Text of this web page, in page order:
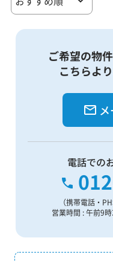
ご希望の物
こちらよ
電話での
（携帯電話・
営業時間 : 午前9